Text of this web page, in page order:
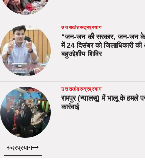
उत्तराखंडरुद्रप्रयाग
“जन-जन की सरकार, जन-जन के
में 24 दिसंबर को जिलाधिकारी की
बहुउद्देशीय शिविर
उत्तराखंडरुद्रप्रयाग
रामपुर (न्यालसू) में भालू के हमले
कार्रवाई
रुद्रप्रयाग